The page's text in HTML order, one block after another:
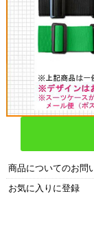
商品についてのお問
お気に入りに登録